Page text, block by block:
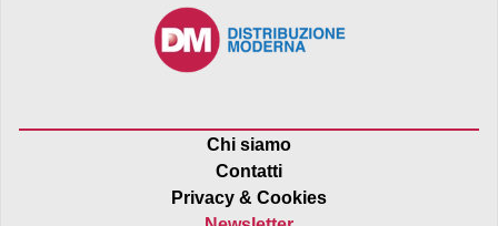
Chi siamo
Contatti
Privacy & Cookies